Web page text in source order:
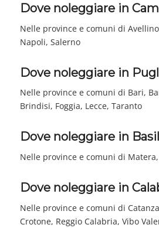
Dove noleggiare in
Nelle province e comuni di
Napoli, Salerno
Dove noleggiare in
Nelle province e comuni di Bari,
Brindisi, Foggia, Lecce, Taranto
Dove noleggiare in
Nelle province e comuni di Matera,
Dove noleggiare in
Nelle province e comuni di
Crotone, Reggio Calabria, Vibo